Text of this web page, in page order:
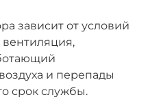
зависит от условий
вентиляция,
и перепады
срок службы.